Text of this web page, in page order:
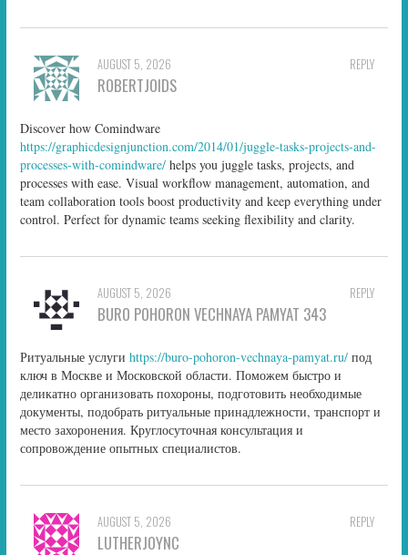
REPLY
AUGUST 5, 2026
ROBERTJOIDS
Discover how Comindware
https://graphicdesignjunction.com/2014/01/juggle-tasks-projects-and-
processes-with-comindware/ helps you juggle tasks, projects, and
processes with ease. Visual workflow management, automation, and
team collaboration tools boost productivity and keep everything under
control. Perfect for dynamic teams seeking flexibility and clarity.
REPLY
AUGUST 5, 2026
BURO POHORON VECHNAYA PAMYAT 343
Ритуальные услугиhttps://buro-pohoron-vechnaya-pamyat.ru/ под
ключ в Москве и Московской области. Поможем быстро и
деликатно организовать похороны, подготовить необходимые
документы, подобрать ритуальные принадлежности, транспорт и
место захоронения. Круглосуточная консультация и
сопровождение опытных специалистов.
REPLY
AUGUST 5, 2026
LUTHERJOYNC